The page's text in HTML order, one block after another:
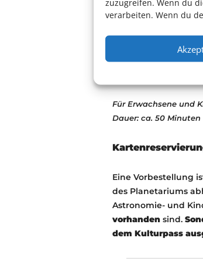
zuzugreifen. Wenn du
verarbeiten. Wenn du
naturgetreue
wissenschaftliche
Eine Produktion von
Einleitung:
Für Erwachsene und
Dauer: ca. 50 Minuten
Eine Vorbestellung
des Planetariums
Astronomie- und
vorhanden sind.
dem Kulturpass